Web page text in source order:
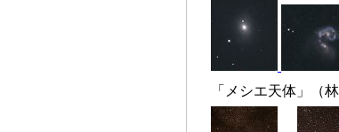
「メシエ天体」（